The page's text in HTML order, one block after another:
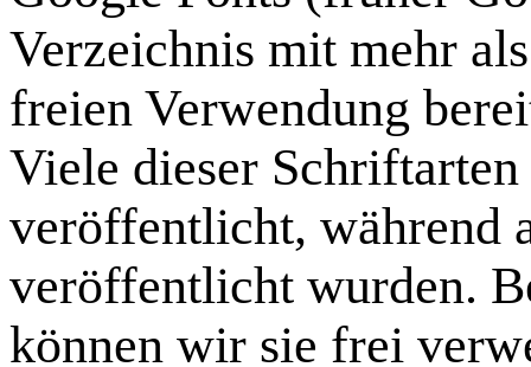
Verzeichnis mit mehr
freien Verwendung
Viele dieser
veröffentlicht, während
veröffentlicht wurden.
können wir sie frei